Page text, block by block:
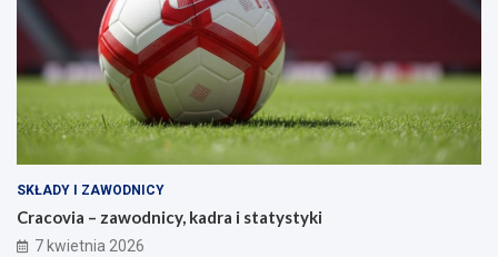
SKŁADY I ZAWODNICY
Cracovia – zawodnicy, kadra i statystyki
7 kwietnia 2026